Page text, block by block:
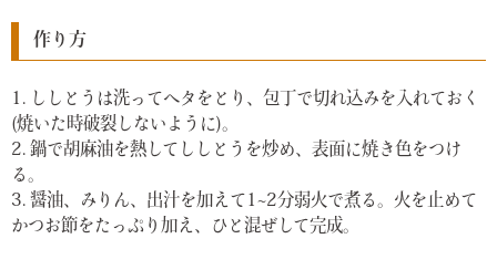
作り方
1. ししとうは洗ってヘタをとり、包丁で切れ込みを入れておく
(焼いた時破裂しないように)。
2. 鍋で胡麻油を熱してししとうを炒め、表面に焼き色をつけ
る。
3. 醤油、みりん、出汁を加えて1~2分弱火で煮る。火を止めて
かつお節をたっぷり加え、ひと混ぜして完成。